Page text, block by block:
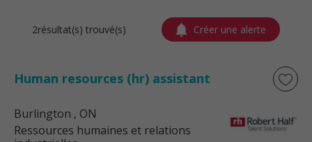
2résultat(s) trouvé(s) Créer une alerte
Human resources (hr) assistant
Burlington , ON
Ressources humaines et relations